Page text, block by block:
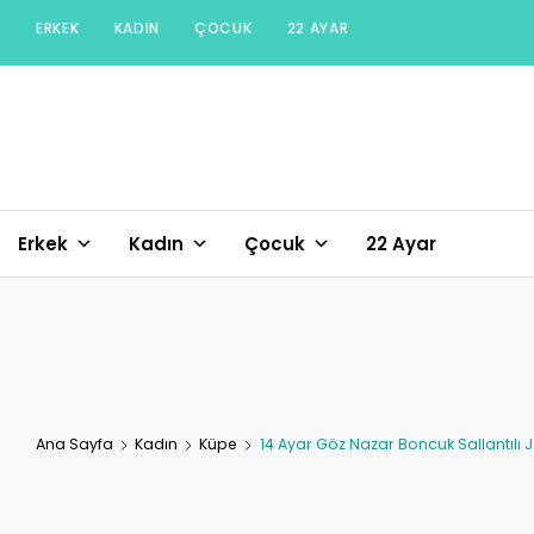
content
ERKEK KADIN ÇOCUK 22 AYAR
Erkek Kadın Çocuk 22 Ayar
Ana Sayfa Kadın Küpe 14 Ayar Göz Nazar Boncuk Sallantılı